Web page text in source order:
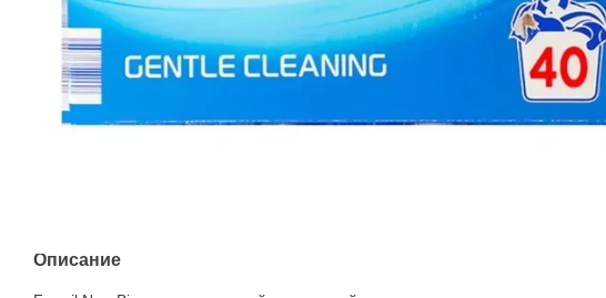
Описание